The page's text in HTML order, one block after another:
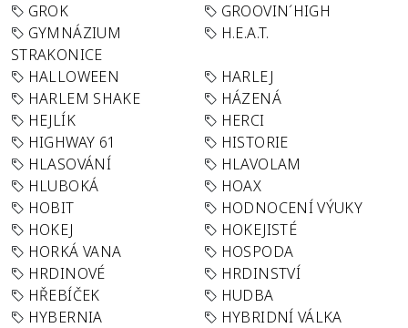
GROK
GROOVIN´HIGH
GYMNÁZIUM
STRAKONICE
H.E.A.T.
HALLOWEEN
HARLEJ
HARLEM SHAKE
HÁZENÁ
HEJLÍK
HERCI
HIGHWAY 61
HISTORIE
HLASOVÁNÍ
HLAVOLAM
HLUBOKÁ
HOAX
HOBIT
HODNOCENÍ VÝUKY
HOKEJ
HOKEJISTÉ
HORKÁ VANA
HOSPODA
HRDINOVÉ
HRDINSTVÍ
HŘEBÍČEK
HUDBA
HYBERNIA
HYBRIDNÍ VÁLKA